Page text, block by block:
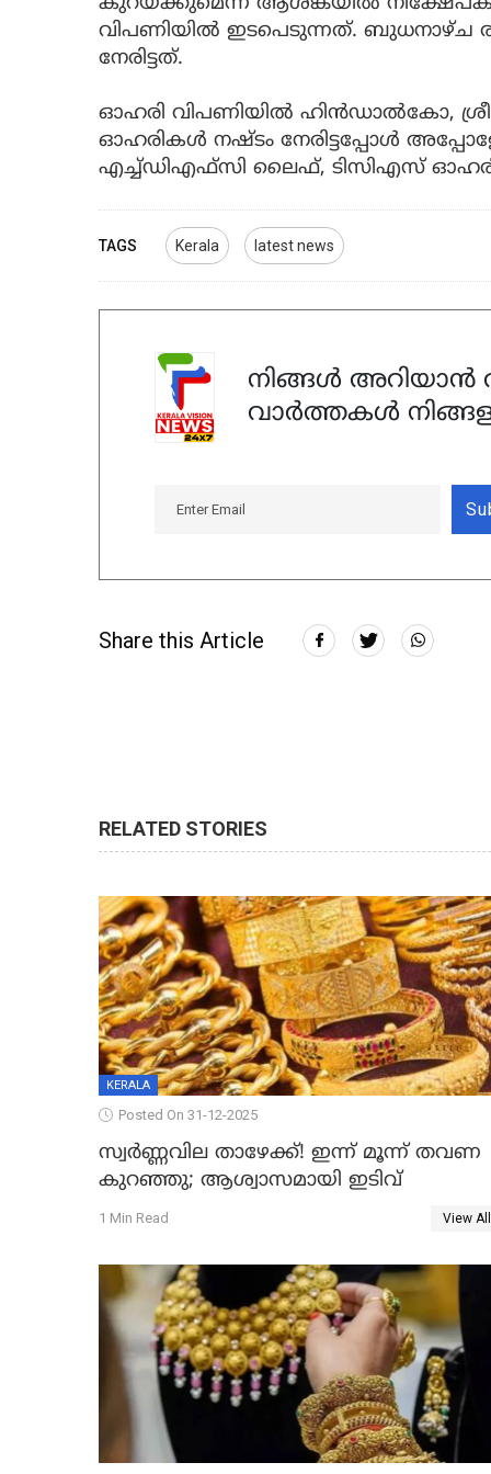
വിപണിയില്‍ ഇടപെടുന്നത്.
നേരിട്ടത്.
ഓഹരി വിപണിയില്‍ ഹിന്‍ഡാല്‍കോ,
ഓഹരികള്‍ നഷ്ടം നേരിട്ടപ്പോള്‍
എച്ച്ഡിഎഫ്‌സി ലൈഫ്, ടിസിഎസ്
TAGS Kerala latest news
നിങ്ങൾ അറിയാൻ
വാർത്തകൾ
Share this Article
RELATED STORIES
KERALA
Posted On 31-12-2025
സ്വർണ്ണവില താഴേക്ക്! ഇന്ന് മൂന്ന് തവണ
കുറഞ്ഞു; ആശ്വാസമായി ഇടിവ്
1 Min Read View All